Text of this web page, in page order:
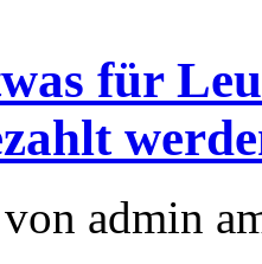
für
admin